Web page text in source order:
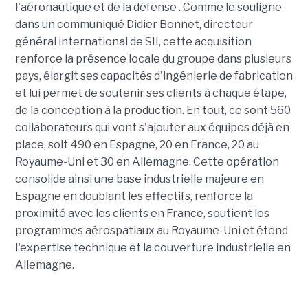
l'aéronautique et de la défense . Comme le souligne
dans un communiqué Didier Bonnet, directeur
général international de SII, cette acquisition
renforce la présence locale du groupe dans plusieurs
pays, élargit ses capacités d'ingénierie de fabrication
et lui permet de soutenir ses clients à chaque étape,
de la conception à la production. En tout, ce sont 560
collaborateurs qui vont s'ajouter aux équipes déjà en
place, soit 490 en Espagne, 20 en France, 20 au
Royaume-Uni et 30 en Allemagne. Cette opération
consolide ainsi une base industrielle majeure en
Espagne en doublant les effectifs, renforce la
proximité avec les clients en France, soutient les
programmes aérospatiaux au Royaume-Uni et étend
l'expertise technique et la couverture industrielle en
Allemagne.